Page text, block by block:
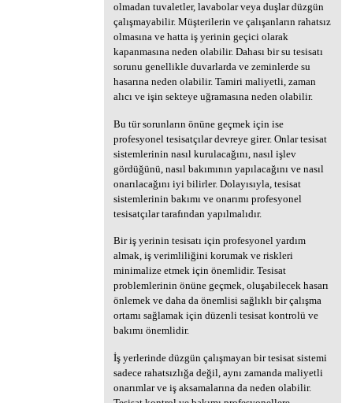
olmadan tuvaletler, lavabolar veya duşlar düzgün
çalışmayabilir. Müşterilerin ve çalışanların rahatsız
olmasına ve hatta iş yerinin geçici olarak
kapanmasına neden olabilir. Dahası bir su tesisatı
sorunu genellikle duvarlarda ve zeminlerde su
hasarına neden olabilir. Tamiri maliyetli, zaman
alıcı ve işin sekteye uğramasına neden olabilir.
Bu tür sorunların önüne geçmek için ise
profesyonel tesisatçılar devreye girer. Onlar tesisat
sistemlerinin nasıl kurulacağını, nasıl işlev
gördüğünü, nasıl bakımının yapılacağını ve nasıl
onarılacağını iyi bilirler. Dolayısıyla, tesisat
sistemlerinin bakımı ve onarımı profesyonel
tesisatçılar tarafından yapılmalıdır.
Bir iş yerinin tesisatı için profesyonel yardım
almak, iş verimliliğini korumak ve riskleri
minimalize etmek için önemlidir. Tesisat
problemlerinin önüne geçmek, oluşabilecek hasarı
önlemek ve daha da önemlisi sağlıklı bir çalışma
ortamı sağlamak için düzenli tesisat kontrolü ve
bakımı önemlidir.
İş yerlerinde düzgün çalışmayan bir tesisat sistemi
sadece rahatsızlığa değil, aynı zamanda maliyetli
onarımlar ve iş aksamalarına da neden olabilir.